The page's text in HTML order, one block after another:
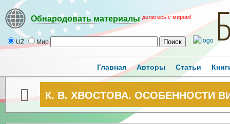
Обнародовать материалы делитесь с миром!
UZ Мир
Главная Авторы Статьи
К. В. ХВОСТОВА. ОСОБЕННОСТИ